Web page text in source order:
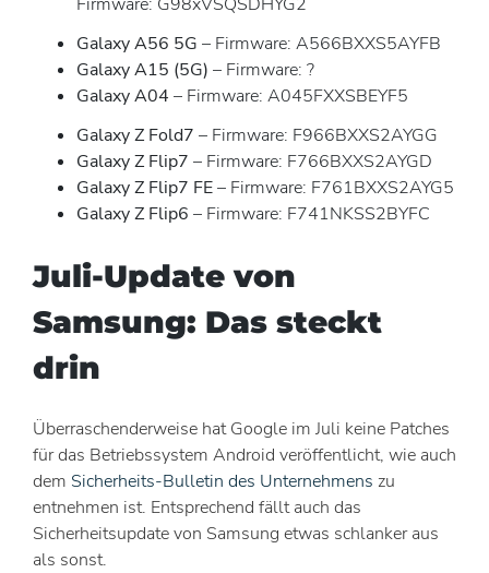
Galaxy A56 5G – Firmware: A566BXXS5AYFB
Galaxy A15 (5G) – Firmware: ?
Galaxy A04 – Firmware: A045FXXSBEYF5
Galaxy Z Fold7 – Firmware: F966BXXS2AYGG
Galaxy Z Flip7 – Firmware: F766BXXS2AYGD
Galaxy Z Flip7 FE– Firmware: F761BXXS2AYG5
Galaxy Z Flip6 – Firmware: F741NKSS2BYFC
Juli-Update von
Samsung: Das steckt
drin
Überraschenderweise hat Google im Juli keine Patches
für das Betriebssystem Android veröffentlicht, wie auch
dem Sicherheits-Bulletin des Unternehmens zu
entnehmen ist. Entsprechend fällt auch das
Sicherheitsupdate von Samsung etwas schlanker aus
als sonst.